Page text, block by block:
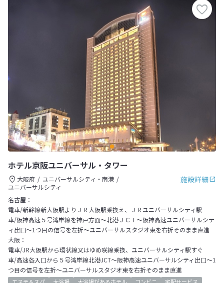
ホテル京阪ユニバーサル・タワー
施設詳細
大阪府
ユニバーサルシティ・南港
ユニバーサルシティ
名古屋：
電車/新幹線新大阪駅よりＪＲ大阪駅乗換え、ＪＲユニバーサルシティ駅
車/阪神高速５号湾岸線を神戸方面～北港ＪＣＴ～阪神高速ユニバーサルシテ
ィ出口～1つ目の信号を左折～ユニバーサルスタジオ東を右折そのまま直進
大阪：
電車/JR大阪駅から環状線又はゆめ咲線乗換、ユニバーサルシティ駅すぐ
車/高速各入口から５号湾岸線北港JCT～阪神高速ユニバーサルシティ出口～1
つ目の信号を左折～ユニバーサルスタジオ東を右折そのまま直進